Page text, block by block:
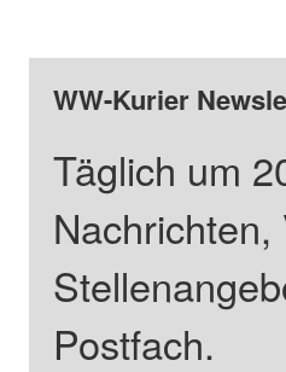
WW-Kurier
Täglich um
Postfach.